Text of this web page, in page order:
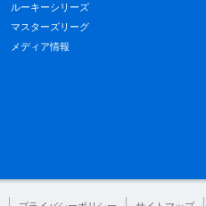
ルーキーシリーズ
マスターズリーグ
メディア情報